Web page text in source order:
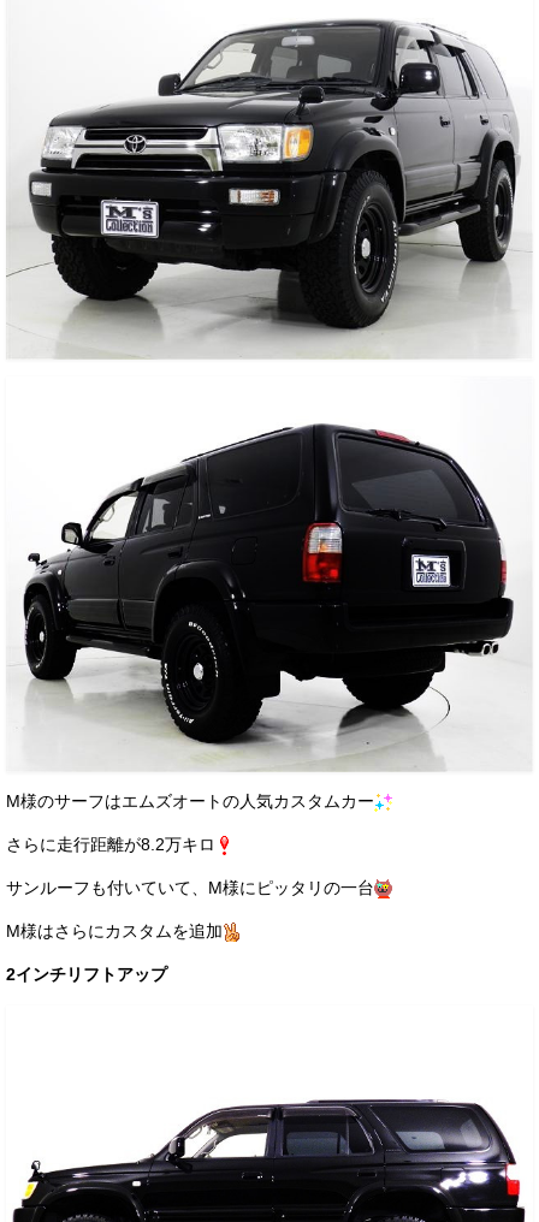
M様のサーフはエムズオートの人気カスタムカー
さらに走行距離が8.2万キロ
サンルーフも付いていて、M様にピッタリの一台
M様はさらにカスタムを追加
2インチリフトアップ